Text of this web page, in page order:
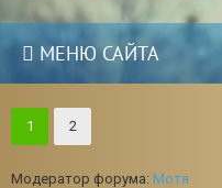
МЕНЮ САЙТА
1 2
Модератор форума: Мотя